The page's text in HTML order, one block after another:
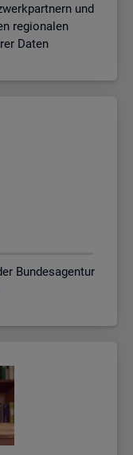
und
regionalen
Daten
Bundesagentur